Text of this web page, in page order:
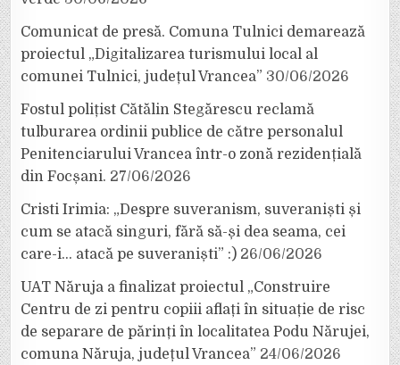
Comunicat de presă. Comuna Tulnici demarează
proiectul „Digitalizarea turismului local al
comunei Tulnici, județul Vrancea” 30/06/2026
Fostul polițist Cătălin Stegărescu reclamă
tulburarea ordinii publice de către personalul
Penitenciarului Vrancea într-o zonă rezidențială
din Focșani. 27/06/2026
Cristi Irimia: „Despre suveranism, suveraniști și
cum se atacă singuri, fără să-și dea seama, cei
care-i… atacă pe suveraniști” :) 26/06/2026
UAT Năruja a finalizat proiectul „Construire
Centru de zi pentru copiii aflați în situație de risc
de separare de părinți în localitatea Podu Nărujei,
comuna Năruja, județul Vrancea” 24/06/2026